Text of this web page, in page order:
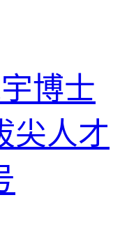
博士
尖人才